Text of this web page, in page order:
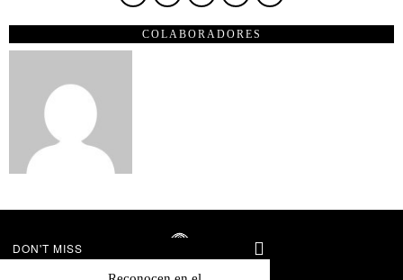
COLABORADORES
DON'T MISS